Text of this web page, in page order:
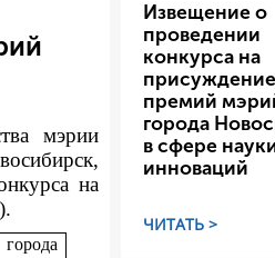
мэрии
са на
Извещение о
проведении
конкурса на
присуждение
премий
города
в сфере
инноваций
ЧИТАТЬ >